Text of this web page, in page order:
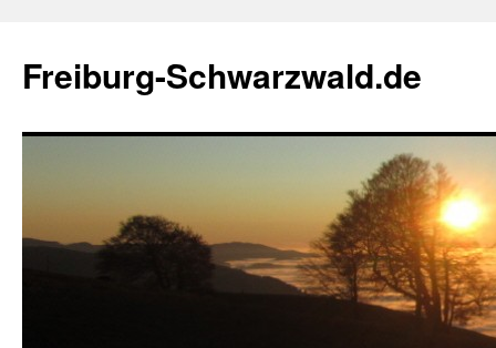
springen
Freiburg-Schwarzwald.de